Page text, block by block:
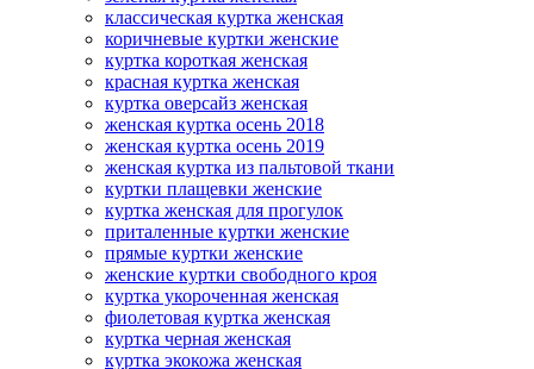
классическая куртка женская
коричневые куртки женские
куртка короткая женская
красная куртка женская
куртка оверсайз женская
женская куртка осень 2018
женская куртка осень 2019
женская куртка из пальтовой ткани
куртки плащевки женские
куртка женская для прогулок
приталенные куртки женские
прямые куртки женские
женские куртки свободного кроя
куртка укороченная женская
фиолетовая куртка женская
куртка черная женская
куртка экокожа женская